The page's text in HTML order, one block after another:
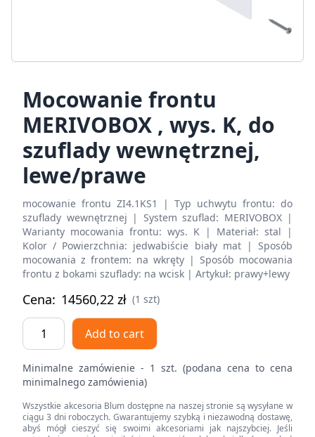
Mocowanie frontu
MERIVOBOX , wys. K, do
szuflady wewnętrznej,
lewe/prawe
mocowanie frontu ZI4.1KS1 | Typ uchwytu frontu: do
szuflady wewnętrznej | System szuflad: MERIVOBOX |
Warianty mocowania frontu: wys. K | Materiał: stal |
Kolor / Powierzchnia: jedwabiście biały mat | Sposób
mocowania z frontem: na wkręty | Sposób mocowania
frontu z bokami szuflady: na wcisk | Artykuł: prawy+lewy
Cena: 14560,22 zł (1 szt)
Mocowanie
frontu
,
K,
do
Add to cart
Minimalne zamówienie - 1 szt. (podana cena to cena
minimalnego zamówienia)
Wszystkie akcesoria Blum dostępne na naszej stronie są wysyłane w
ciągu 3 dni roboczych. Gwarantujemy szybką i niezawodną dostawę,
abyś mógł cieszyć się swoimi akcesoriami jak najszybciej. Jeśli